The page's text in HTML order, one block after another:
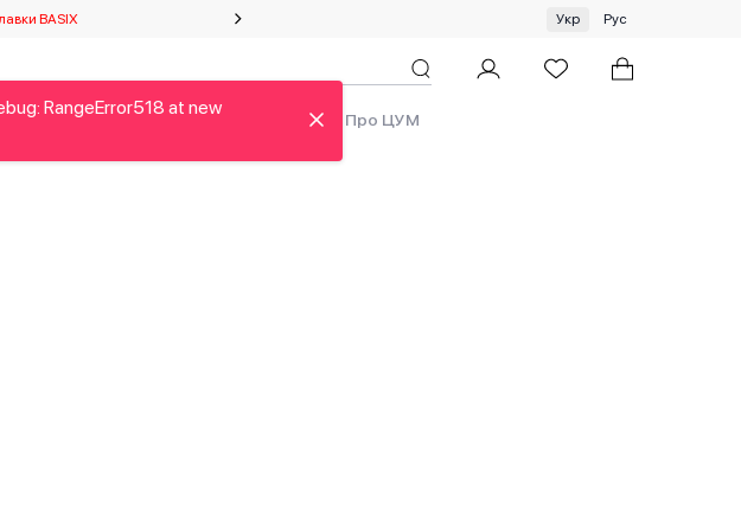
BASIX Спеціальна пропозиція на одяг та хустки ЦУМ by GUNIA
Укр Рус
Краса Бренди Аутлет Про ЦУМ
RangeError518 at new